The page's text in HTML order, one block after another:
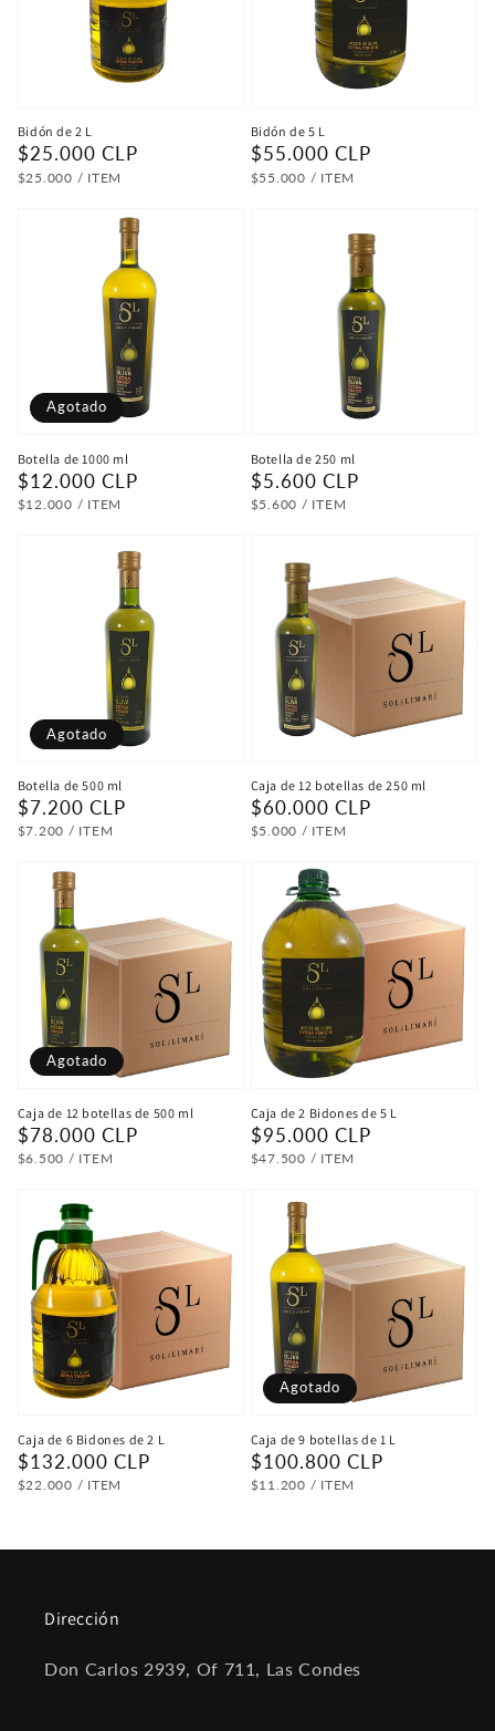
Bidón de 2 L
Precio
habitual
$25.000 CLP
PRECIO
$25.000 / POR
ITEM
Bidón de 5 L
Precio
habitual
$55.000 CLP
PRECIO
$55.000 / POR
ITEM
Botella de 1000 ml
Precio
habitual
$12.000 CLP
PRECIO
$12.000 / POR
ITEM
Agotado
Botella de 250 ml
Precio
habitual
$5.600 CLP
PRECIO
$5.600 / POR
ITEM
Botella de 500 ml
Precio
habitual
$7.200 CLP
PRECIO
$7.200 / POR
ITEM
Agotado
Caja de 12 botellas de 250 ml
Precio
habitual
$60.000 CLP
PRECIO
$5.000 / POR
ITEM
Caja de 12 botellas de 500 ml
Precio
habitual
$78.000 CLP
PRECIO
$6.500 / POR
ITEM
Agotado
Caja de 2 Bidones de 5 L
Precio
habitual
$95.000 CLP
PRECIO
$47.500 / POR
ITEM
Caja de 6 Bidones de 2 L
Precio
habitual
$132.000 CLP
PRECIO
$22.000 / POR
ITEM
Caja de 9 botellas de 1 L
Precio
habitual
$100.800 CLP
PRECIO
$11.200 / POR
ITEM
Agotado
Dirección
Don Carlos 2939, Of 711, Las Condes